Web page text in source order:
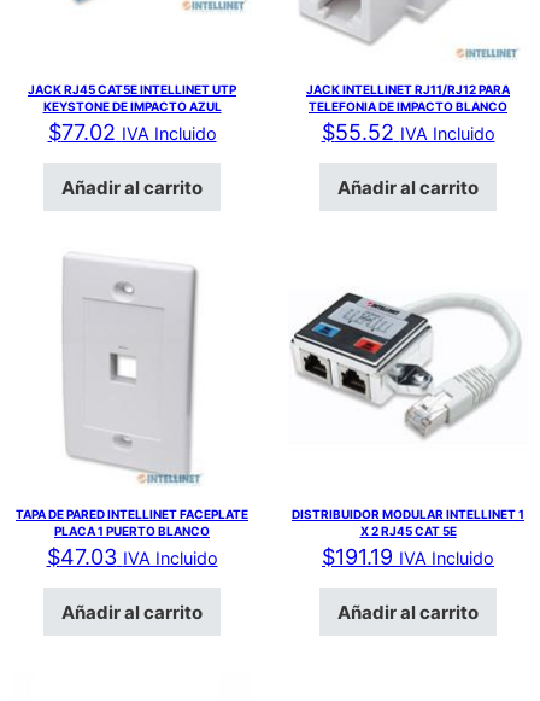
JACK RJ45 CAT5E INTELLINET UTP
KEYSTONE DE IMPACTO AZUL
$77.02 IVA Incluido
Añadir al carrito
JACK INTELLINET RJ11/RJ12 PARA
TELEFONIA DE IMPACTO BLANCO
$55.52 IVA Incluido
Añadir al carrito
TAPA DE PARED INTELLINET FACEPLATE
PLACA 1 PUERTO BLANCO
$47.03 IVA Incluido
Añadir al carrito
DISTRIBUIDOR MODULAR INTELLINET 1
X 2 RJ45 CAT 5E
$191.19 IVA Incluido
Añadir al carrito